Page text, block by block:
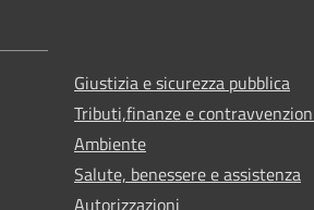
Giustizia e sicurezza pubblica
Tributi,finanze e
Ambiente
Salute, benessere e assistenza
Autorizzazioni